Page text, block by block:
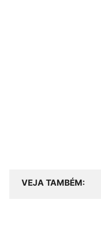
VEJA TAMBÉM